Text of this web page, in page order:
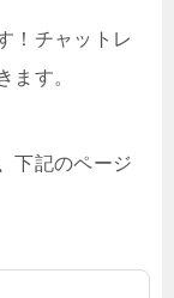
！チャットレ
ます。
下記のページ